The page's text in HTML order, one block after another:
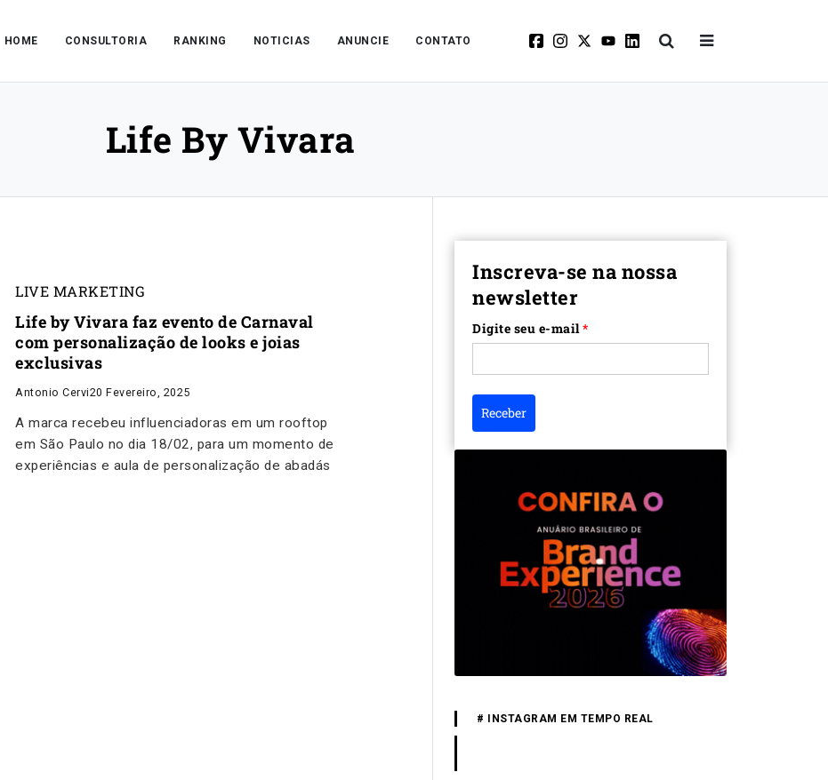
HOME CONSULTORIA RANKING NOTICIAS ANUNCIE CONTATO
Life By Vivara
LIVE MARKETING
Life by Vivara faz evento de Carnaval
com personalização de looks e joias
exclusivas
Antonio Cervi20 Fevereiro, 2025
A marca recebeu influenciadoras em um rooftop
em São Paulo no dia 18/02, para um momento de
experiências e aula de personalização de abadás
Inscreva-se na nossa
newsletter
Digite seu e-mail*
Receber
# INSTAGRAM EM TEMPO REAL